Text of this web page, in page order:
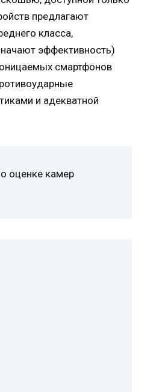
предлагают
класса,
эффективность)
смартфонов
и адекватной
оценке камер